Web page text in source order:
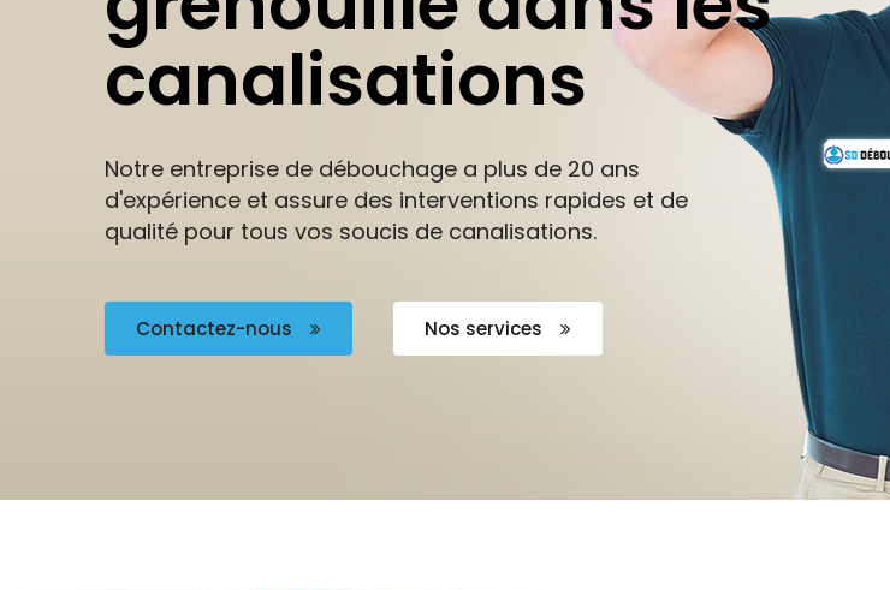
canalisations
Notre entreprise de débouchage a plus de 20 ans
d'expérience et assure des interventions rapides et de
qualité pour tous vos soucis de canalisations.
Contactez-nous Nos services